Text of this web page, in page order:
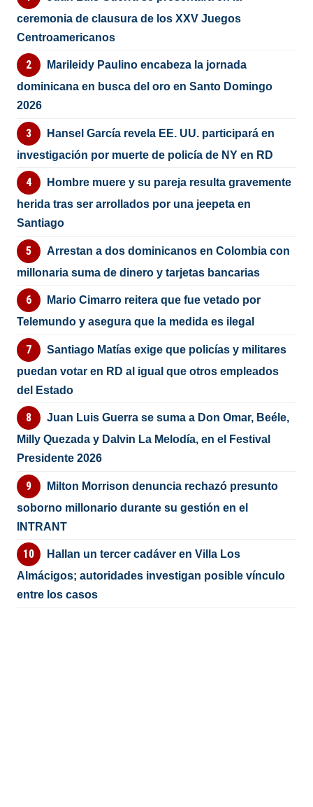
ceremonia de clausura de los XXV Juegos
Centroamericanos
Marileidy Paulino encabeza la jornada
dominicana en busca del oro en Santo Domingo
2026
Hansel García revela EE. UU. participará en
investigación por muerte de policía de NY en RD
Hombre muere y su pareja resulta gravemente
herida tras ser arrollados por una jeepeta en
Santiago
Arrestan a dos dominicanos en Colombia con
millonaria suma de dinero y tarjetas bancarias
Mario Cimarro reitera que fue vetado por
Telemundo y asegura que la medida es ilegal
Santiago Matías exige que policías y militares
puedan votar en RD al igual que otros empleados
del Estado
Juan Luis Guerra se suma a Don Omar, Beéle,
Milly Quezada y Dalvin La Melodía, en el Festival
Presidente 2026
Milton Morrison denuncia rechazó presunto
soborno millonario durante su gestión en el
INTRANT
Hallan un tercer cadáver en Villa Los
Almácigos; autoridades investigan posible vínculo
entre los casos